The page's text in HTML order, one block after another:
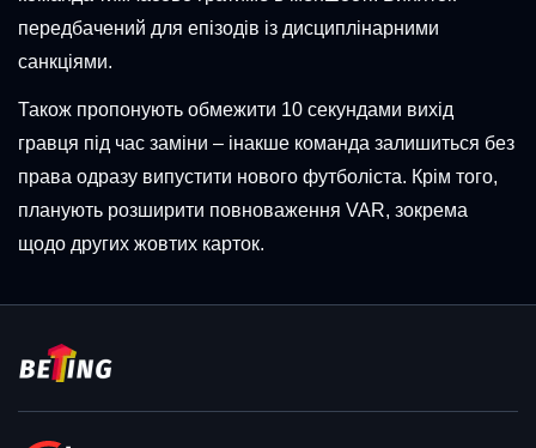
передбачений для епізодів із дисциплінарними
санкціями.
Також пропонують обмежити 10 секундами вихід
гравця під час заміни – інакше команда залишиться без
права одразу випустити нового футболіста. Крім того,
планують розширити повноваження VAR, зокрема
щодо других жовтих карток.